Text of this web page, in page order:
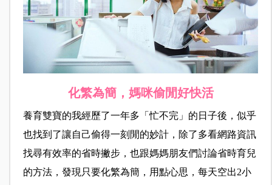
化繁為簡，媽咪偷閒好快活
養育雙寶的我經歷了一年多「忙不完」的日子後，似乎
也找到了讓自己偷得一刻閒的妙計，除了多看網路資訊
找尋有效率的省時撇步，也跟媽媽朋友們討論省時育兒
的方法，發現只要化繁為簡，用點心思，每天空出2小